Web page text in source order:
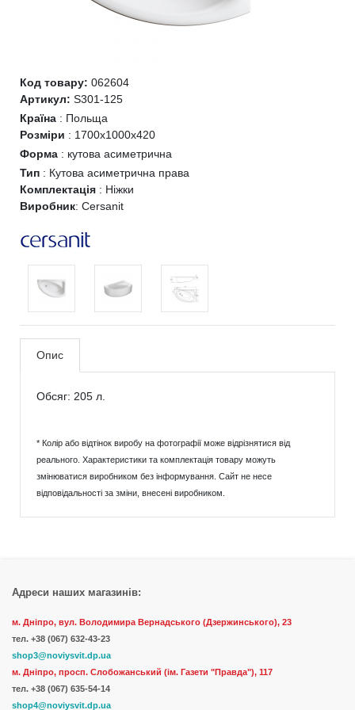
Код товару: 062604
Артикул: S301-125
Країна : Польща
Розміри : 1700x1000x420
Форма : кутова асиметрична
Тип : Кутова асиметрична права
Комплектація : Ніжки
Виробник: Cersanit
Опис
Обсяг: 205 л.
* Колір або відтінок виробу на фотографії може відрізнятися від
реального. Характеристики та комплектація товару можуть
змінюватися виробником без інформування. Сайт не несе
відповідальності за зміни, внесені виробником.
Адреси наших магазинів:
м. Дніпро, вул. Володимира Вернадського (Дзержинського), 23
тел. +38 (067) 632-43-23
shop3@noviysvit.dp.ua
м. Дніпро, просп. Слобожанський (ім. Газети "Правда"), 117
тел. +38 (067) 635-54-14
shop4@noviysvit.dp.ua